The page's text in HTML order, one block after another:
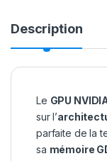
Description
Le GPU
sur l’
parfaite de la
sa mémoire